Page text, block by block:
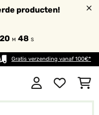
producten!
20 M 48 S
Gratis verzending vanaf 100€*